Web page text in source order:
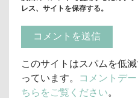
レス、サイトを保存する。
このサイトはスパムを低
っています。
コメントデ
ちらをご覧ください。